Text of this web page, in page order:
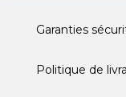
Garanties
Politique de